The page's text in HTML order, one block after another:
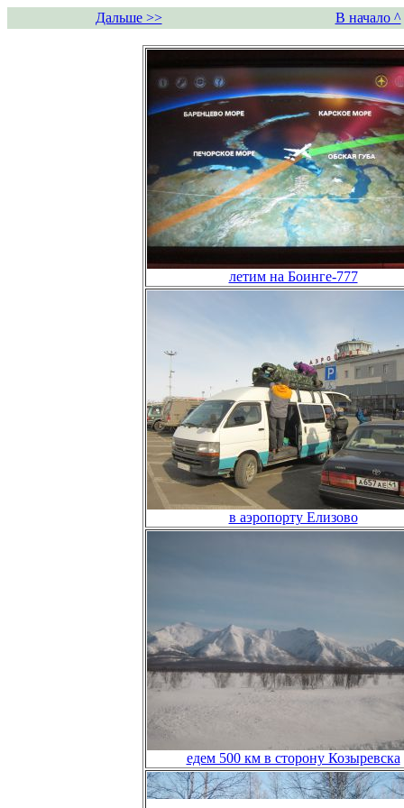
Дальше >> В начало ^
летим на Боинге-777
в аэропорту Елизово
едем 500 км в сторону Козыревска